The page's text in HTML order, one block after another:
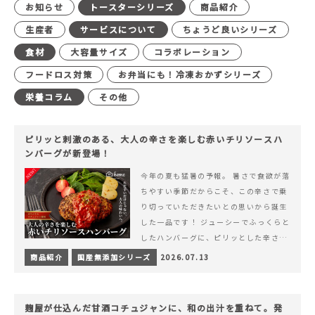
お知らせ
トースターシリーズ
商品紹介
生産者
サービスについて
ちょうど良いシリーズ
食材
大容量サイズ
コラボレーション
フードロス対策
お弁当にも！冷凍おかずシリーズ
栄養コラム
その他
ピリッと刺激のある、大人の辛さを楽しむ赤いチリソースハ
ンバーグが新登場！
今年の夏も猛暑の予報。 暑さで食欲が落
ちやすい季節だからこそ、この辛さで乗
り切っていただきたいとの思いから誕生
した一品です！ ジューシーでふっくらと
したハンバーグに、ピリッとした辛さと
コク深い旨みが楽しめる特製チリソース
&hellip; 続きを読む ピリッと刺激のあ
商品紹介 国産無添加シリーズ 2026.07.13
麹屋が仕込んだ甘酒コチュジャンに、和の出汁を重ねて。発